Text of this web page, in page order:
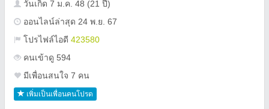
วันเกิด 7 ม.ค. 48 (21 ปี)
ออนไลน์ล่าสุด 24 พ.ย. 67
โปรไฟล์ไอดี 423580
คนเข้าดู 594
มีเพื่อนสนใจ 7 คน
เพิ่มเป็นเพื่อนคนโปรด